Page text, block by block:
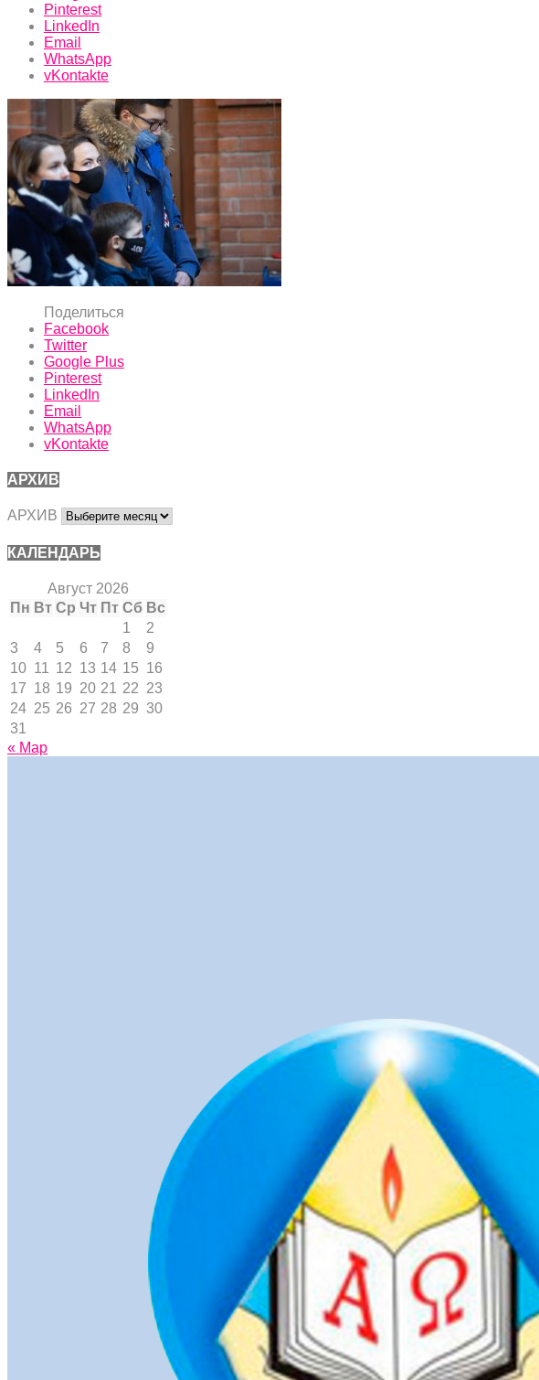
Pinterest
LinkedIn
Email
WhatsApp
vKontakte
Поделиться
Facebook
Twitter
Google Plus
Pinterest
LinkedIn
Email
WhatsApp
vKontakte
АРХИВ
АРХИВ
КАЛЕНДАРЬ
Август 2026
Пн Вт Ср Чт Пт Сб Вс
1
2
3
4 5 6 7 8
9
10 11 12 13 14 15 16
17 18 19 20 21 22 23
24 25 26 27 28 29 30
31
« Мар